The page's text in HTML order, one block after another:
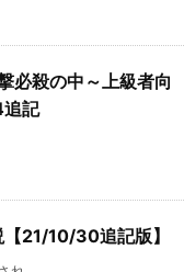
必殺の中～上級者向
記
21/10/30追記版】